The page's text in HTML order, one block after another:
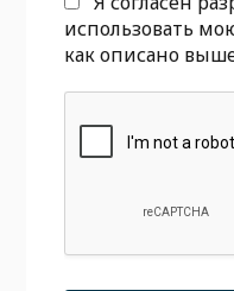
использовать
как описано